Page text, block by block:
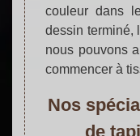
couleur dans
dessin terminé,
nous pouvons
commencer à
Nos
de